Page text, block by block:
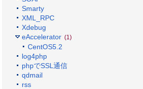
Smarty
XML_RPC
Xdebug
eAccelerator (1)
CentOS5.2
log4php
phpでSSL通信
qdmail
rss